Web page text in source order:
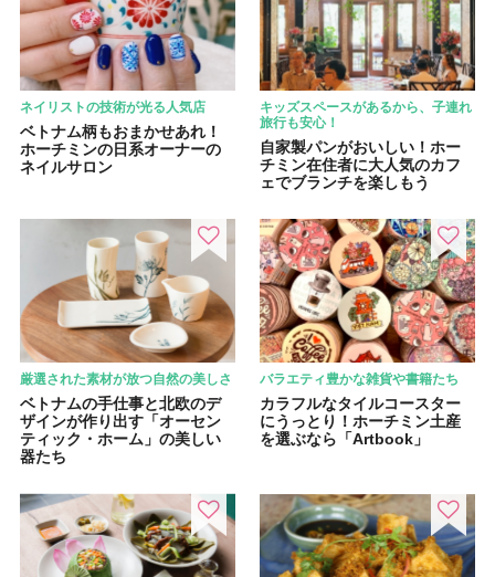
ネイリストの技術が光る人気店
ベトナム柄もおまかせあれ！
ホーチミンの日系オーナーの
ネイルサロン
キッズスペースがあるから、子連れ
旅行も安心！
自家製パンがおいしい！ホー
チミン在住者に大人気のカフ
ェでブランチを楽しもう
厳選された素材が放つ自然の美しさ
ベトナムの手仕事と北欧のデ
ザインが作り出す「オーセン
ティック・ホーム」の美しい
器たち
バラエティ豊かな雑貨や書籍たち
カラフルなタイルコースター
にうっとり！ホーチミン土産
を選ぶなら「Artbook」